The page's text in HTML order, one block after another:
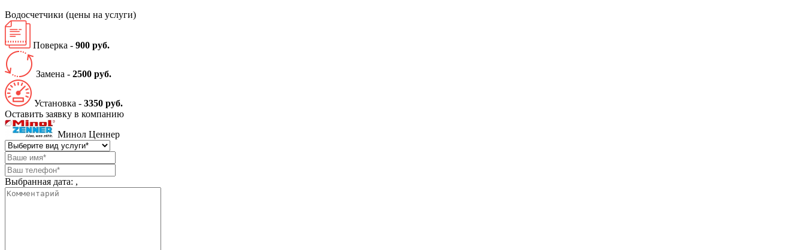
Водосчетчики (цены на услуги)
Поверка - 900 руб.
Замена - 2500 руб.
Установка - 3350 руб.
Оставить заявку в компанию
Минол Ценнер
Выбранная дата: ,